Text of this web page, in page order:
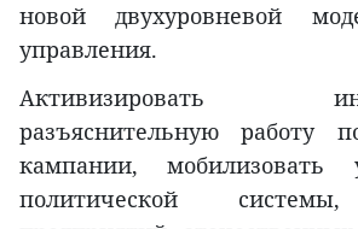
новой двухуровневой
управления.
Активизировать
разъяснительную работу
кампании, мобилизовать
политической